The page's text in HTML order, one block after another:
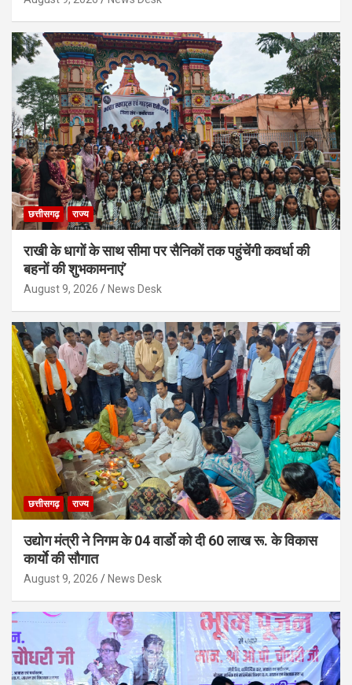
छत्तीसगढ़ राज्य
राखी के धागों के साथ सीमा पर सैनिकों तक पहुंचेंगी कवर्धा की
बहनों की शुभकामनाएं’
August 9, 2026 News Desk
छत्तीसगढ़ राज्य
उद्योग मंत्री ने निगम के 04 वार्डाे को दी 60 लाख रू. के विकास
कार्याे की सौगात
August 9, 2026 News Desk